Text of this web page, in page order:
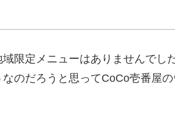
限定メニューはありませんでし
のだろうと思ってCoCo壱番屋